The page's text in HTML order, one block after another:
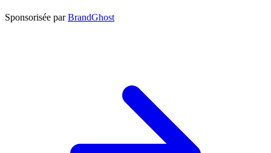
Sponsorisée par BrandGhost